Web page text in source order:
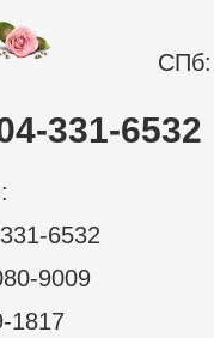
СПб:
331-6532
6532
9009
1817